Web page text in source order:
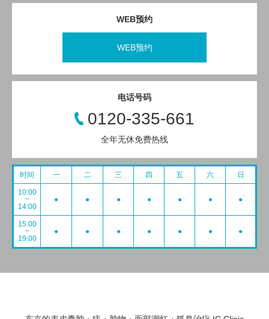
WEB预约
WEB预约
电话号码
0120-335-661
全年无休免费热线
时间 一 二 三 四 五 六 日
10:00
~
14:00
● ● ● ● ● ● ●
15:00
~
19:00
● ● ● ● ● ● ●